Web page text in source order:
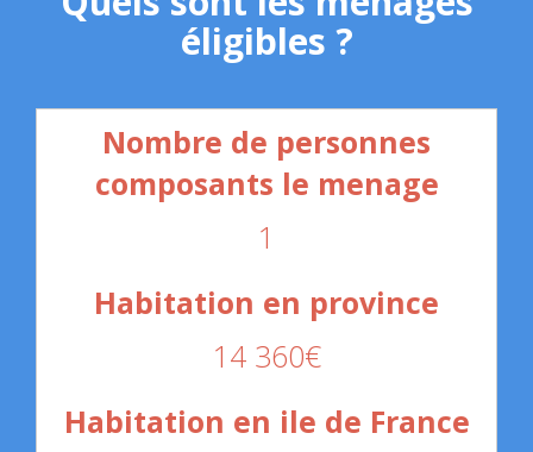
éligibles ?
1
14 360€